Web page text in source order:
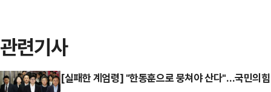
관련기사
[실패한 계엄령] "한동훈으로 뭉쳐야 산다"…국민의